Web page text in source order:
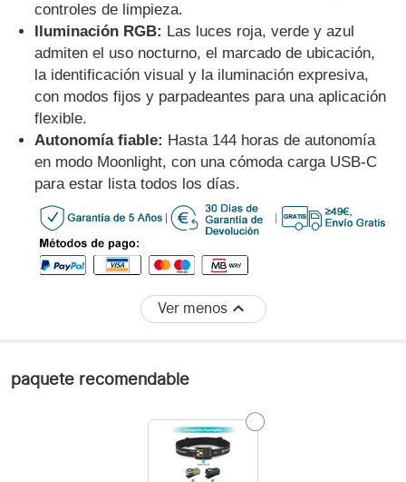
controles de limpieza.
Iluminación RGB: Las luces roja, verde y azul
admiten el uso nocturno, el marcado de ubicación,
la identificación visual y la iluminación expresiva,
con modos fijos y parpadeantes para una aplicación
flexible.
Autonomía fiable: Hasta 144 horas de autonomía
en modo Moonlight, con una cómoda carga USB-C
para estar lista todos los días.
Ver menos
paquete recomendable